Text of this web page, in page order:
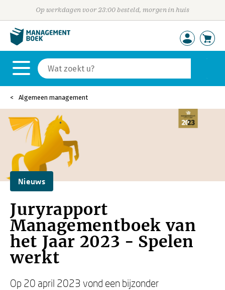
Op werkdagen voor 23:00 besteld, morgen in huis
Algemeen management
Nieuws
Juryrapport
Managementboek van
het Jaar 2023 - Spelen
werkt
Op 20 april 2023 vond een bijzonder